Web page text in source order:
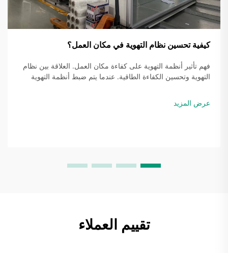
كيفية تحسين نظام التهوية في مكان العمل؟
فهم تأثير أنظمة التهوية على كفاءة مكان العمل. العلاقة بين نظام
التهوية وتحسين الكفاءة الطاقية. عندما يتم ضبط أنظمة التهوية
عرض المزيد
تقييم العملاء